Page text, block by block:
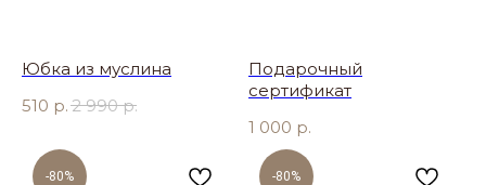
Юбка из муслина
510 р. 2 990 р.
Подарочный
сертификат
1 000 р.
-80% -80%